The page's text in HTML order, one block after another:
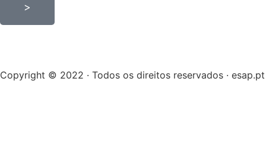
>
Copyright © 2022 · Todos os direitos reservados · esap.pt